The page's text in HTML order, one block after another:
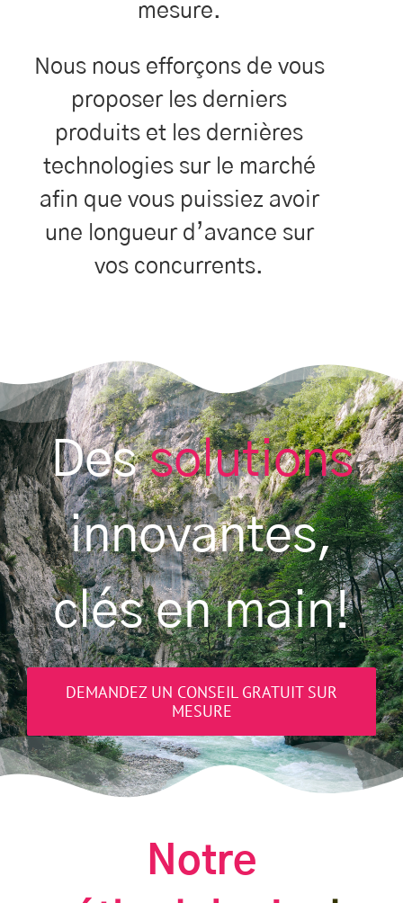
mesure.
Nous nous efforçons de vous
proposer les derniers
produits et les dernières
technologies sur le marché
afin que vous puissiez avoir
une longueur d’avance sur
vos concurrents.
Dessolutions
innovantes,
clés en main!
DEMANDEZ UN CONSEIL GRATUIT SUR
MESURE
Notre